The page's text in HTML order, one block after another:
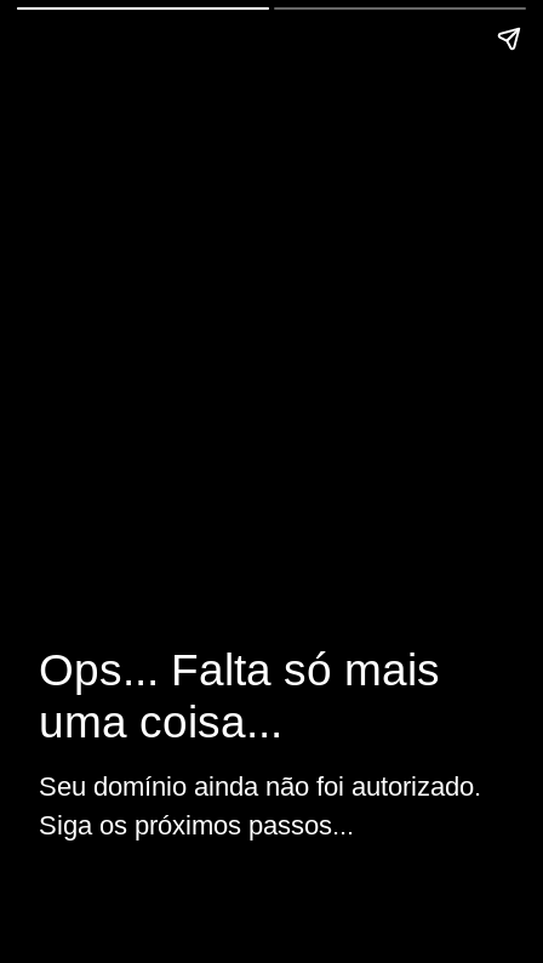
Ops... Falta só mais
uma coisa...
Seu domínio ainda não foi autorizado.
Siga os próximos passos...